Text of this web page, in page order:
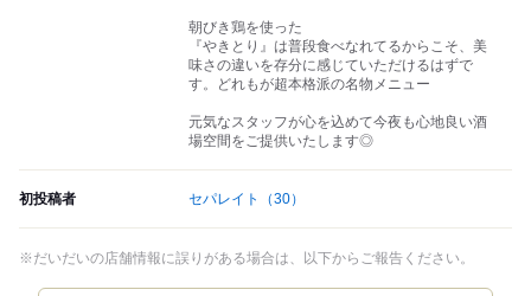
朝びき鶏を使った
『やきとり』は普段食べなれてるからこそ、美
味さの違いを存分に感じていただけるはずで
す。どれもが超本格派の名物メニュー
元気なスタッフが心を込めて今夜も心地良い酒
場空間をご提供いたします◎
初投稿者 セパレイト （30）
※だいだいの店舗情報に誤りがある場合は、以下からご報告ください。